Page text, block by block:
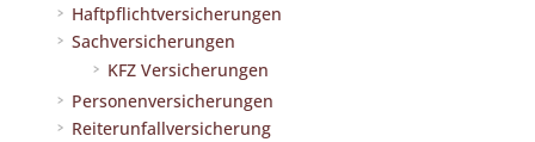
Haftpflichtversicherungen
Sachversicherungen
KFZ Versicherungen
Personenversicherungen
Reiterunfallversicherung